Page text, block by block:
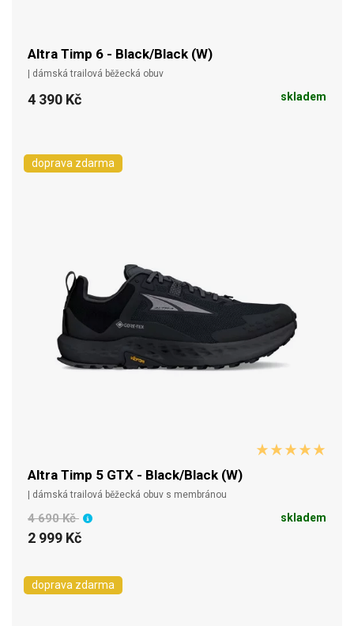
Altra Timp 6 - Black/Black (W)
| dámská trailová běžecká obuv
4 390 Kč skladem
doprava zdarma
Altra Timp 5 GTX - Black/Black (W)
| dámská trailová běžecká obuv s membránou
4 690 Kč
2 999 Kč
skladem
doprava zdarma